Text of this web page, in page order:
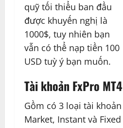
quỹ tối thiểu ban đầu
được khuyến nghị là
1000$, tuy nhiên bạn
vẫn có thể nạp tiền 100
USD tuỳ ý bạn muốn.
Tài khoản FxPro MT4
Gồm có 3 loại tài khoản
Market, Instant và Fixed